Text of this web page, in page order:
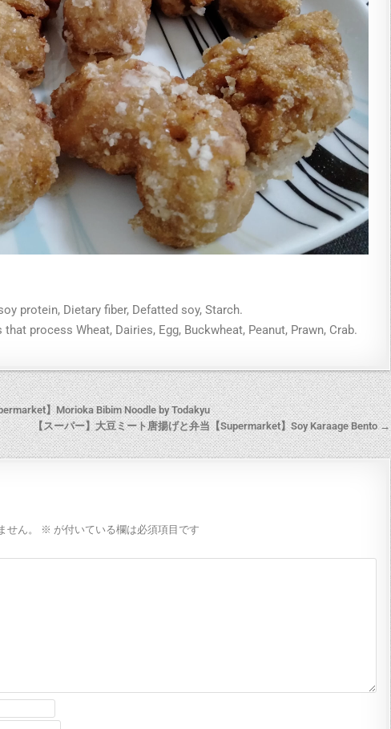
protein, Dietary fiber, Defatted soy, Starch.
process Wheat, Dairies, Egg, Buckwheat, Peanut, Prawn, Crab.
】Morioka Bibim Noodle by Todakyu
【スーパー】大豆ミート唐揚げと弁当【Supermarket】Soy Karaage Bento →
ん。 ※ が付いている欄は必須項目です